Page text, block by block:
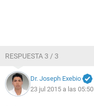
RESPUESTA 3 / 3
Dr. Joseph Exebio
23 jul 2015 a las 05:50